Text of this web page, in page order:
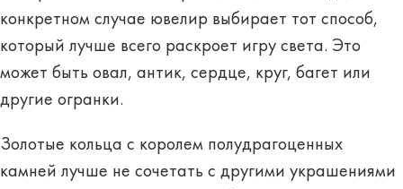
конкретном случае ювелир выбирает тот способ,
который лучше всего раскроет игру света. Это
может быть овал, антик, сердце, круг, багет или
другие огранки.
Золотые кольца с королем полудрагоценных
камней лучше не сочетать с другими украшениями